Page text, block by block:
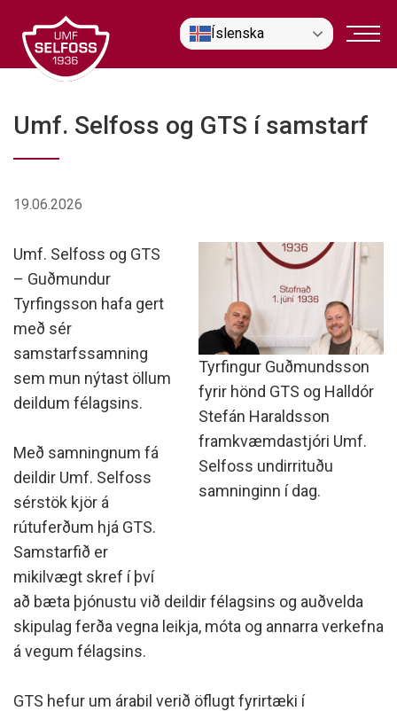
efni
Íslenska
Umf. Selfoss og GTS í samstarf
19.06.2026
Tyrfingur Guðmundsson
fyrir hönd GTS og Halldór
Stefán Haraldsson
framkvæmdastjóri Umf.
Selfoss undirrituðu
samninginn í dag.
Umf. Selfoss og GTS
– Guðmundur
Tyrfingsson hafa gert
með sér
samstarfssamning
sem mun nýtast öllum
deildum félagsins.
Með samningnum fá
deildir Umf. Selfoss
sérstök kjör á
rútuferðum hjá GTS.
Samstarfið er
mikilvægt skref í því
að bæta þjónustu við deildir félagsins og auðvelda
skipulag ferða vegna leikja, móta og annarra verkefna
á vegum félagsins.
GTS hefur um árabil verið öflugt fyrirtæki í